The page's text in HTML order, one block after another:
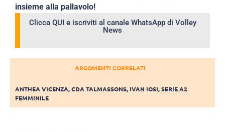
insieme alla pallavolo!
Clicca QUI e iscriviti al canale WhatsApp di Volley
News
ARGOMENTI CORRELATI
ANTHEA VICENZA,CDA TALMASSONS, IVAN IOSI,SERIE A2
FEMMINILE